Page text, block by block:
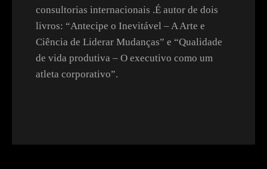
consultorias internacionais .É autor de dois
livros: “Antecipe o Inevitável – A Arte e
Ciência de Liderar Mudanças” e “Qualidade
de vida produtiva – O executivo como um
atleta corporativo”.